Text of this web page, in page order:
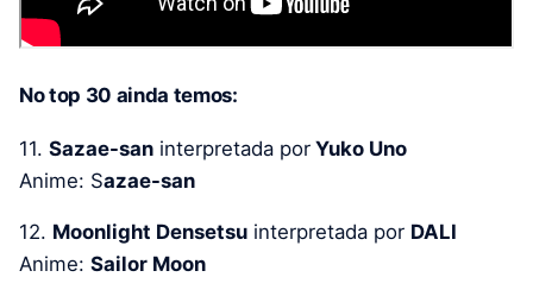
No top 30 ainda temos:
11. Sazae-san interpretada por Yuko Uno
Anime: Sazae-san
12. Moonlight Densetsu interpretada por DALI
Anime: Sailor Moon